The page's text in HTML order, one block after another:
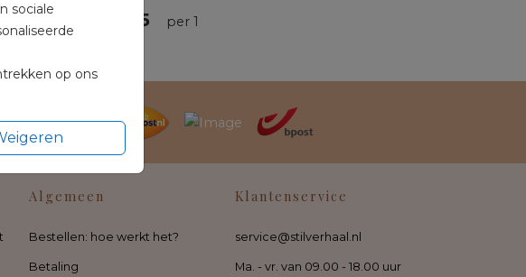
sociale
op ons
Prijs: € 0,45 per 1
Algemeen
Bestellen: hoe werkt het?
Betaling
Klantenservice
service@stilverhaal.nl
Ma. - vr. van 09.00 - 18.00 uur